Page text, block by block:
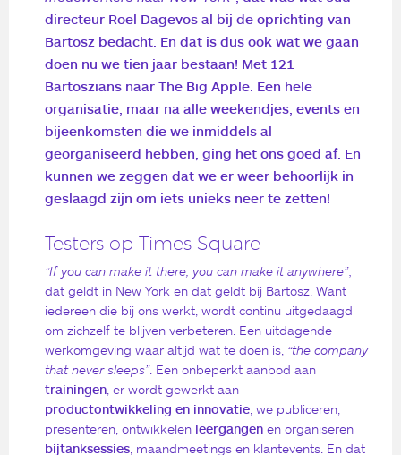
directeur Roel Dagevos al bij de oprichting van
Bartosz bedacht. En dat is dus ook wat we gaan
doen nu we tien jaar bestaan! Met 121
Bartoszians naar The Big Apple. Een hele
organisatie, maar na alle weekendjes, events en
bijeenkomsten die we inmiddels al
georganiseerd hebben, ging het ons goed af. En
kunnen we zeggen dat we er weer behoorlijk in
geslaagd zijn om iets unieks neer te zetten!
Testers op Times Square
“If you can make it there, you can make it anywhere”;
dat geldt in New York en dat geldt bij Bartosz. Want
iedereen die bij ons werkt, wordt continu uitgedaagd
om zichzelf te blijven verbeteren. Een uitdagende
werkomgeving waar altijd wat te doen is, “the company
that never sleeps”. Een onbeperkt aanbod aan
trainingen , er wordt gewerkt aan
productontwikkeling en innovatie , we publiceren,
presenteren, ontwikkelen leergangen en organiseren
bijtanksessies , maandmeetings en klantevents. En dat